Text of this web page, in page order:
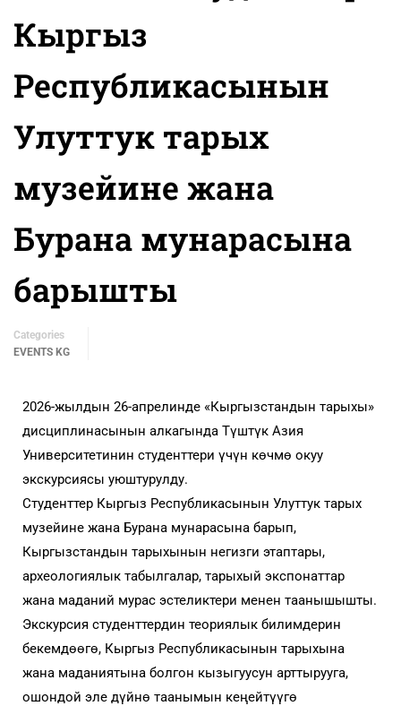
Кыргыз
Республикасынын
Улуттук тарых
музейине жана
Бурана мунарасына
барышты
Categories
EVENTS KG
2026-жылдын 26-апрелинде «Кыргызстандын тарыхы»
дисциплинасынын алкагында Түштүк Азия
Университетинин студенттери үчүн көчмө окуу
экскурсиясы уюштурулду.
Студенттер Кыргыз Республикасынын Улуттук тарых
музейине жана Бурана мунарасына барып,
Кыргызстандын тарыхынын негизги этаптары,
археологиялык табылгалар, тарыхый экспонаттар
жана маданий мурас эстеликтери менен таанышышты.
Экскурсия студенттердин теориялык билимдерин
бекемдөөгө, Кыргыз Республикасынын тарыхына
жана маданиятына болгон кызыгуусун арттырууга,
ошондой эле дүйнө таанымын кеңейтүүгө